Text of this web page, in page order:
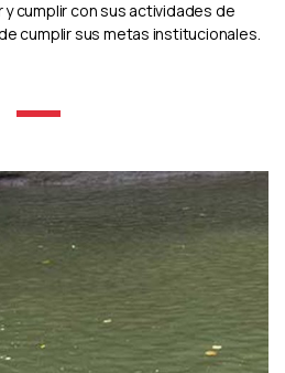
cumplir con sus actividades de
cumplir sus metas institucionales.